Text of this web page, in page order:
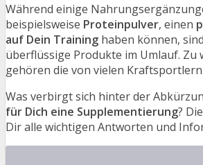
Während einige
beispielsweise Proteinpulver, einen
auf Dein Training haben können,
überflüssige Produkte im Umlauf. Zu
gehören die von vielen
Was verbirgt sich hinter der
für Dich eine Supplementierung?
Dir alle wichtigen Antworten und